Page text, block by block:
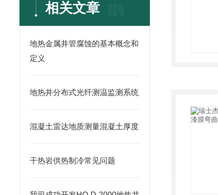
相关文章
地热金属井管腐蚀的基本概念和
定义
地热井分布式光纤测温监测系统
混凝土雷达地质测量混凝土厚度
干热岩供热制冷常见问题